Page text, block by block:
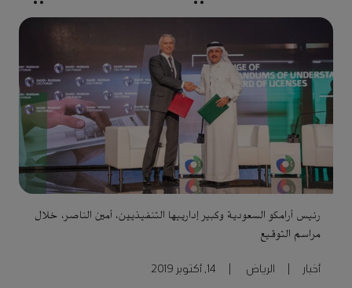
رئيس أرامكو السعودية وكبير إدارييها التنفيذيين، أمين الناصر، خلال
مراسم التوقيع
أخبار الرياض 14, أكتوبر 2019